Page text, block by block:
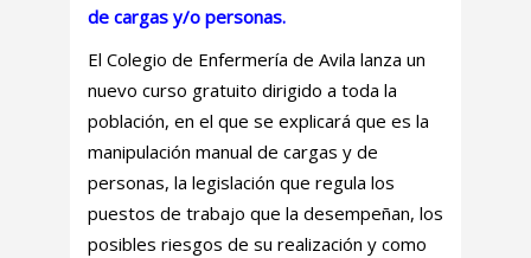
de cargas y/o personas.
El Colegio de Enfermería de Avila lanza un
nuevo curso gratuito dirigido a toda la
población, en el que se explicará que es la
manipulación manual de cargas y de
personas, la legislación que regula los
puestos de trabajo que la desempeñan, los
posibles riesgos de su realización y como